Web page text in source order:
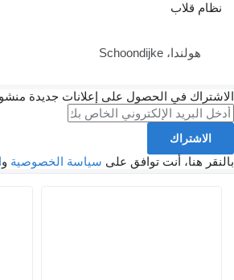
نظام قلاب
هولندا، Schoondijke
الاشتراك في الحصول على إعلانات جديدة
الاشتراك
بالنقر هنا، أنت توافق على سياسة الخصوصية و